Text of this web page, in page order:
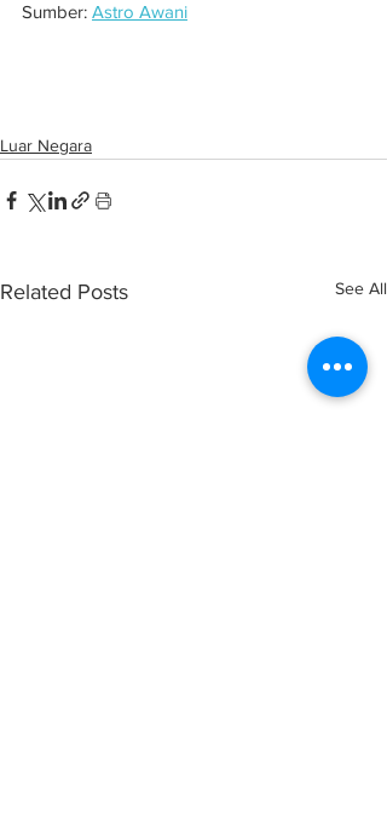
Sumber: Astro Awani
Luar Negara
Related Posts See All